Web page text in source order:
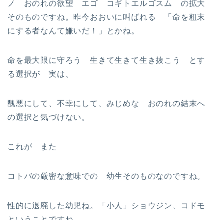
ノ おのれの欲望 エゴ コギトエルゴスム の拡大
そのものですね。昨今おおいに叫ばれる 「命を粗末
にする者なんて嫌いだ！」とかね。
命を最大限に守ろう 生きて生きて生き抜こう とす
る選択が 実は、
醜悪にして、不幸にして、みじめな おのれの結末へ
の選択と気づけない。
これが また
コトバの厳密な意味での 幼生そのものなのですね。
性的に退廃した幼児ね。「小人」ショウジン、コドモ